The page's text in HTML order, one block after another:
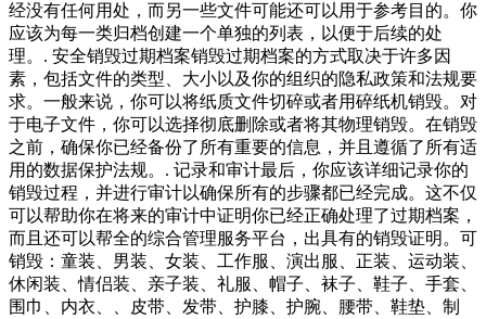
经没有任何用处，而另一些文件可能还可以用于参考目的。你
应该为每一类归档创建一个单独的列表，以便于后续的处
理。. 安全销毁过期档案销毁过期档案的方式取决于许多因
素，包括文件的类型、大小以及你的组织的隐私政策和法规要
求。一般来说，你可以将纸质文件切碎或者用碎纸机销毁。对
于电子文件，你可以选择彻底删除或者将其物理销毁。在销毁
之前，确保你已经备份了所有重要的信息，并且遵循了所有适
用的数据保护法规。. 记录和审计最后，你应该详细记录你的
销毁过程，并进行审计以确保所有的步骤都已经完成。这不仅
可以帮助你在将来的审计中证明你已经正确处理了过期档案，
而且还可以帮全的综合管理服务平台，出具有的销毁证明。可
销毁：童装、男装、女装、工作服、演出服、正装、运动装、
休闲装、情侣装、亲子装、礼服、帽子、袜子、鞋子、手套、
围巾、内衣、、皮带、发带、护膝、护腕、腰带、鞋垫、制